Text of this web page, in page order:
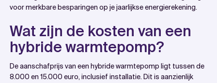
voor merkbare besparingen op je jaarlijkse energierekening.
Wat zijn de kosten van een
hybride warmtepomp?
De aanschafprijs van een hybride warmtepomp ligt tussen de
8.000 en 15.000 euro, inclusief installatie. Dit is aanzienlijk